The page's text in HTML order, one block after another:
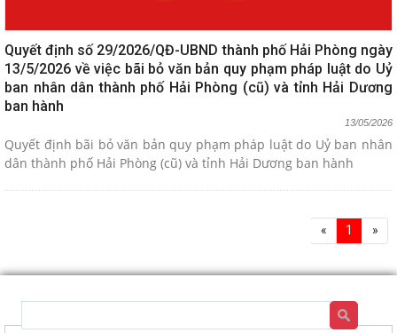
Quyết định số 29/2026/QĐ-UBND thành phố Hải Phòng ngày
13/5/2026 về việc bãi bỏ văn bản quy phạm pháp luật do Uỷ
ban nhân dân thành phố Hải Phòng (cũ) và tỉnh Hải Dương
ban hành
13/05/2026
Quyết định bãi bỏ văn bản quy phạm pháp luật do Uỷ ban nhân
dân thành phố Hải Phòng (cũ) và tỉnh Hải Dương ban hành
« 1 »